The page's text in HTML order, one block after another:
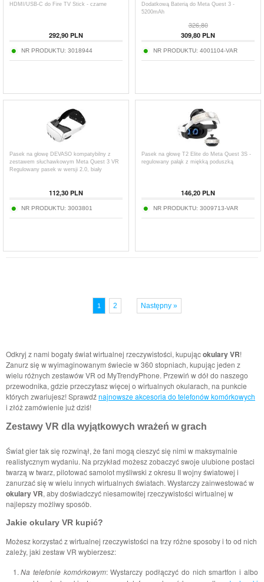
HDMI/USB-C do Fire TV Stick - czarne
292,90 PLN
NR PRODUKTU: 3018944
Dodatkową Baterią do Meta Quest 3 -
5200mAh
326,80
309,80 PLN
NR PRODUKTU: 4001104-VAR
Pasek na głowę DEVASO kompatybilny z
zestawem słuchawkowym Meta Quest 3 VR
Regulowany pasek w wersji 2.0, biały
112,30 PLN
NR PRODUKTU: 3003801
Pasek na głowę T2 Elite do Meta Quest 3S -
regulowany pałąk z miękką poduszką
146,20 PLN
NR PRODUKTU: 3009713-VAR
1 2 Następny »
Odkryj z nami bogaty świat wirtualnej rzeczywistości, kupującokulary VR!
Zanurz się w wyimaginowanym świecie w 360 ​​stopniach, kupując jeden z
wielu różnych zestawów VR od MyTrendyPhone. Przewiń w dół do naszego
przewodnika, gdzie przeczytasz więcej o wirtualnych okularach, na punkcie
których zwariujesz! Sprawdźnajnowsze akcesoria do telefonów komórkowych
i złóż zamówienie już dziś!
Zestawy VR dla wyjątkowych wrażeń w grach
Świat gier tak się rozwinął, że fani mogą cieszyć się nimi w maksymalnie
realistycznym wydaniu. Na przykład możesz zobaczyć swoje ulubione postaci
twarzą w twarz, pilotować samolot myśliwski z okresu II wojny światowej i
zanurzać się w wielu innych wirtualnych światach. Wystarczy zainwestować w
okulary VR, aby doświadczyć niesamowitej rzeczywistości wirtualnej w
najlepszy możliwy sposób.
Jakie okulary VR kupić?
Możesz korzystać z wirtualnej rzeczywistości na trzy różne sposoby i to od nich
zależy, jaki zestaw VR wybierzesz:
Na telefonie komórkowym: Wystarczy podłączyć do nich smartfon i albo